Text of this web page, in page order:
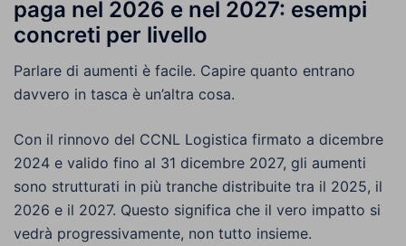
paga nel 2026 e nel 2027: esempi
concreti per livello
Parlare di aumenti è facile. Capire quanto entrano
davvero in tasca è un’altra cosa.
Con il rinnovo del CCNL Logistica firmato a dicembre
2024 e valido fino al 31 dicembre 2027, gli aumenti
sono strutturati in più tranche distribuite tra il 2025, il
2026 e il 2027. Questo significa che il vero impatto si
vedrà progressivamente, non tutto insieme.